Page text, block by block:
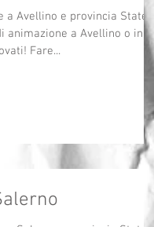
a Avellino e provincia State
animazione a Avellino o in
Fare...